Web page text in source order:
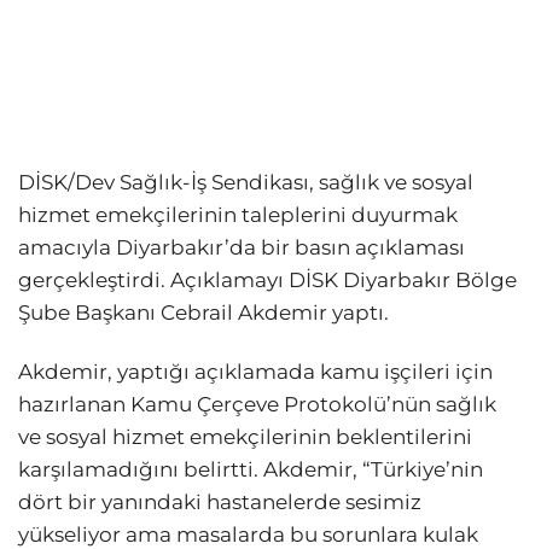
DİSK/Dev Sağlık-İş Sendikası, sağlık ve sosyal
hizmet emekçilerinin taleplerini duyurmak
amacıyla Diyarbakır’da bir basın açıklaması
gerçekleştirdi. Açıklamayı DİSK Diyarbakır Bölge
Şube Başkanı Cebrail Akdemir yaptı.
Akdemir, yaptığı açıklamada kamu işçileri için
hazırlanan Kamu Çerçeve Protokolü’nün sağlık
ve sosyal hizmet emekçilerinin beklentilerini
karşılamadığını belirtti. Akdemir, “Türkiye’nin
dört bir yanındaki hastanelerde sesimiz
yükseliyor ama masalarda bu sorunlara kulak